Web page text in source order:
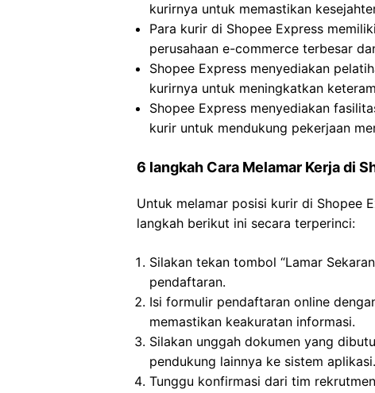
kurirnya untuk memastikan
Para kurir di Shopee Express
perusahaan e-commerce terbesar
Shopee Express menyediakan
kurirnya untuk meningkatkan
Shopee Express menyediakan
kurir untuk mendukung pekerjaan
6 langkah Cara Melamar Kerja di
Untuk melamar posisi kurir di Shopee
langkah berikut ini secara terperinci:
Silakan tekan tombol “Lamar
pendaftaran.
Isi formulir pendaftaran online
memastikan keakuratan informasi.
Silakan unggah dokumen yang
pendukung lainnya ke sistem aplikasi.
Tunggu konfirmasi dari tim